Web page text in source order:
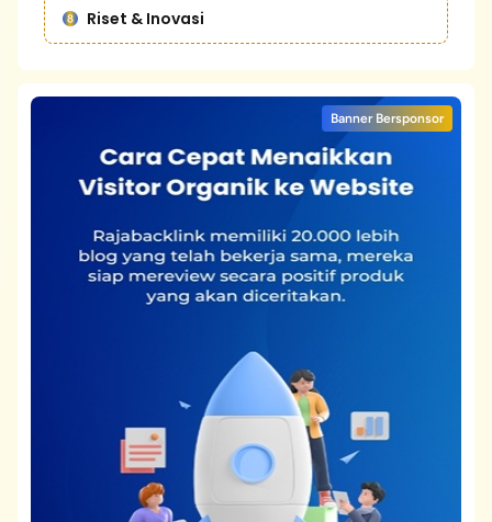
Riset & Inovasi
Banner Bersponsor